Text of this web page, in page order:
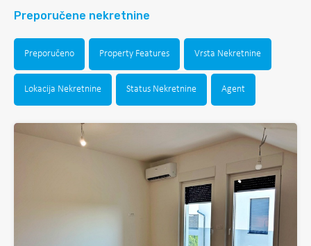
Preporučene nekretnine
Preporučeno Property Features Vrsta Nekretnine
Lokacija Nekretnine Status Nekretnine Agent